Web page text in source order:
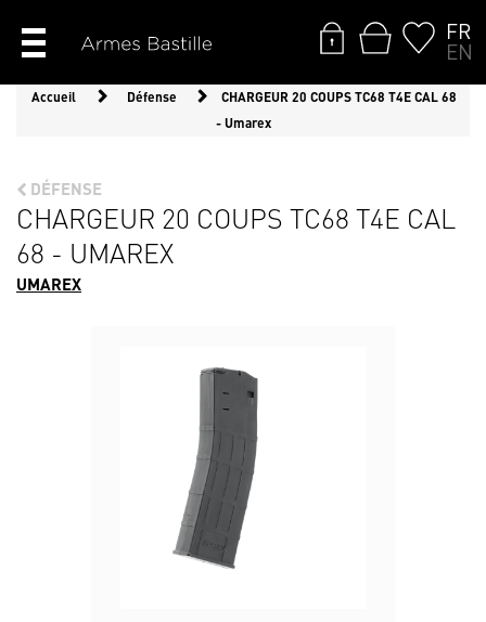
FR
EN
Accueil Défense
CHARGEUR 20 COUPS TC68 T4E CAL 68
- Umarex
DÉFENSE
CHARGEUR 20 COUPS TC68 T4E CAL
68 - UMAREX
UMAREX